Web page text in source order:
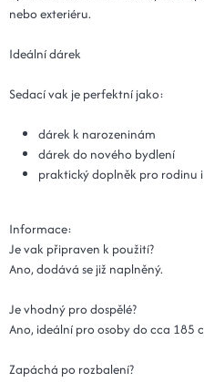
nebo exteriéru.
Ideální dárek
Sedací vak je perfektní jako:
dárek k narozeninám
dárek do nového bydlení
praktický doplněk pro rodinu
Informace:
Je vak připraven k použití?
Ano, dodává se již naplněný.
Je vhodný pro dospělé?
Ano, ideální pro osoby do cca 185
Zapáchá po rozbalení?